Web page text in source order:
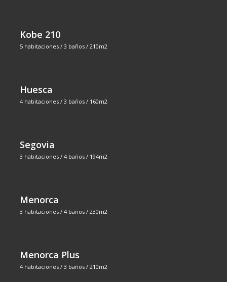
Kobe 210
5 habitaciones / 3 baños / 210m2
Huesca
4 habitaciones / 3 baños / 160m2
Segovia
3 habitaciones / 4 baños / 194m2
Menorca
3 habitaciones / 4 baños / 230m2
Menorca Plus
4 habitaciones / 3 baños / 210m2